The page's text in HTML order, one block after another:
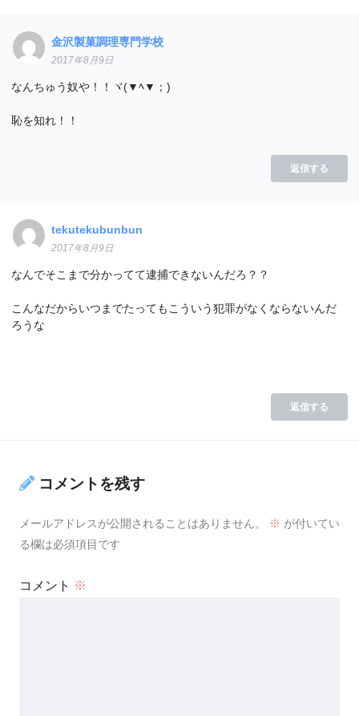
金沢製菓調理専門学校
2017年8月9日
なんちゅう奴や！！ヾ(▼ﾍ▼；)
恥を知れ！！
返信する
tekutekubunbun
2017年8月9日
なんでそこまで分かってて逮捕できないんだろ？？
こんなだからいつまでたってもこういう犯罪がなくならないんだ
ろうな
返信する
コメントを残す
メールアドレスが公開されることはありません。 ※ が付いてい
る欄は必須項目です
コメント ※